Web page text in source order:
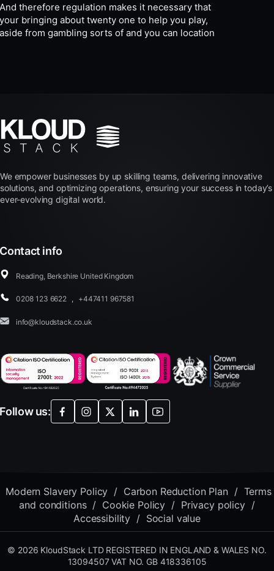
And therefore regulation makes it necessary that
your bringing about twenty one to help you play,
aside from gambling sorts of and you can location
We empower businesses by up skilling teams, delivering innovative
solutions, and optimizing operations, ensuring your success in today’s
ever-evolving digital world.
Contact info
Reading, Berkshire United Kingdom
0208 123 6622 , +447411 967581
info@kloudstack.co.uk
Follow us:
Modern Slavery Policy / Carbon Reduction Plan / Terms
and conditions / Cookie Policy / Privacy policy /
Accessibility / Social value
© 2026 KloudStack LTD REGISTERED IN ENGLAND & WALES NO.
13094507 VAT NO. GB 418336105